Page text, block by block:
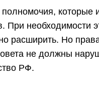
которые
При необходимости
расширить. Но
не должны
РФ.